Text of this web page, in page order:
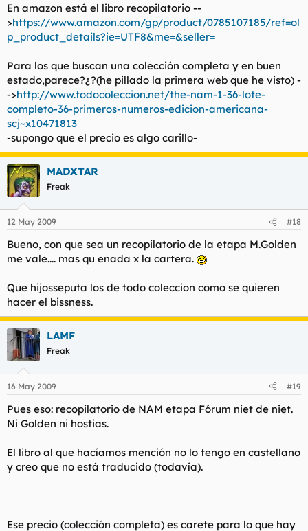
En amazon está el libro recopilatorio --
>https://www.amazon.com/gp/product/0785107185/ref=ol
p_product_details?ie=UTF8&me=&seller=
Para los que buscan una colección completa y en buen
estado,parece?¿?(he pillado la primera web que he visto) -
->http://www.todocoleccion.net/the-nam-1-36-lote-
completo-36-primeros-numeros-edicion-americana-
scj~x10471813
-supongo que el precio es algo carillo-
MADXTAR
Freak
12 May 2009 #18
Bueno, con que sea un recopilatorio de la etapa M.Golden
me vale.... mas qu enada x la cartera.
Que hijosseputa los de todo coleccion como se quieren
hacer el bissness.
LAMF
Freak
16 May 2009 #19
Pues eso: recopilatorio de NAM etapa Fórum niet de niet.
Ni Golden ni hostias.
El libro al que hacíamos mención no lo tengo en castellano
y creo que no está traducido (todavía).
Ese precio (colección completa) es carete para lo que hay